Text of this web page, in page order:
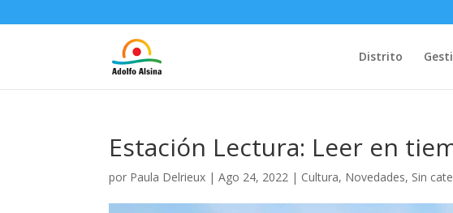
Distrito
Estación Lectura: Leer en
por Paula Delrieux |Ago 24, 2022 | Cultura, Novedades, Sin